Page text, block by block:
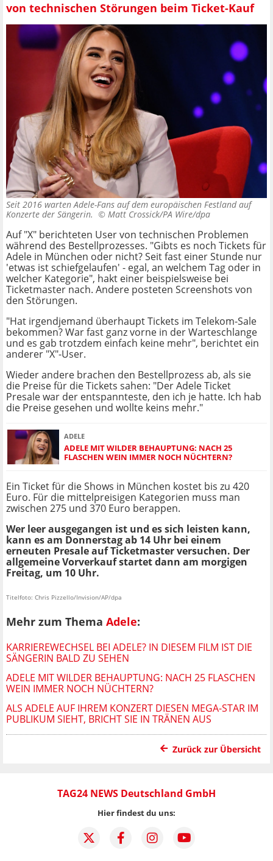
von technischen Störungen beim Ticket-Kauf
Seit 2016 warten Adele-Fans auf dem europäischen Festland auf
Konzerte der Sängerin. © Matt Crossick/PA Wire/dpa
Auf "X" berichteten User von technischen Problemen
während des Bestellprozesses. "Gibts es noch Tickets für
Adele in München oder nicht? Seit fast einer Stunde nur
'etwas ist schiefgelaufen' - egal, an welchem Tag oder in
welcher Kategorie", hakt einer beispielsweise bei
Ticketmaster nach. Andere posteten Screenshots von
den Störungen.
"Hat irgendjemand überhaupt Tickets im Telekom-Sale
bekommen? War fast ganz vorne in der Warteschlange
und es gab trotzdem einfach keine mehr", berichtet ein
anderer "X"-User.
Wieder andere brachen den Bestellprozess ab, als sie
die Preise für die Tickets sahen: "Der Adele Ticket
Presale war der entspannteste, den ich je hatte. Ich hab
die Preise gesehen und wollte keins mehr."
ADELE
ADELE MIT WILDER BEHAUPTUNG: NACH 25
FLASCHEN WEIN IMMER NOCH NÜCHTERN?
Ein Ticket für die Shows in München kostet bis zu 420
Euro. Für die mittelpreisigen Kategorien muss man
zwischen 275 und 370 Euro berappen.
Wer leer ausgegangen ist und es sich leisten kann,
kann es am Donnerstag ab 14 Uhr bei einem
erneuten Presale auf Ticketmaster versuchen. Der
allgemeine Vorverkauf startet dann am morgigen
Freitag, um 10 Uhr.
Titelfoto: Chris Pizzello/Invision/AP/dpa
Mehr zum Thema Adele:
KARRIEREWECHSEL BEI ADELE? IN DIESEM FILM IST DIE
SÄNGERIN BALD ZU SEHEN
ADELE MIT WILDER BEHAUPTUNG: NACH 25 FLASCHEN
WEIN IMMER NOCH NÜCHTERN?
ALS ADELE AUF IHREM KONZERT DIESEN MEGA-STAR IM
PUBLIKUM SIEHT, BRICHT SIE IN TRÄNEN AUS
Zurück zur Übersicht
TAG24 NEWS Deutschland GmbH
Hier findest du uns: